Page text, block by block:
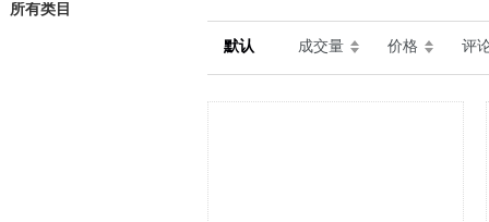
所有类目
默认 成交量 价格 评